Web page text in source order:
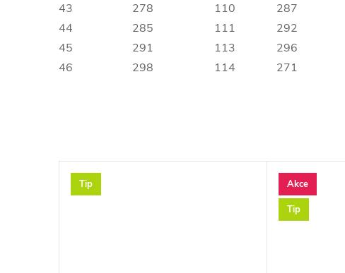
43
278 110 287
44
285 111 292
45
291 113 296
46
298 114 271
Tip
Akce
Tip